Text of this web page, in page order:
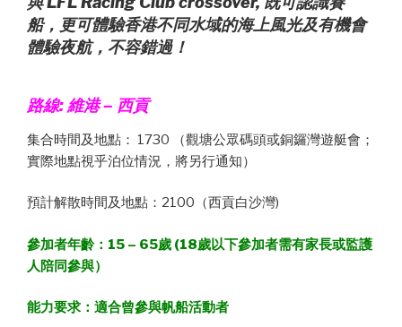
船，更可體驗香港不同水域的海上風光及有機會
體驗夜航，不容錯過！
路線:維港– 西貢
集合時間及地點： 1730 （觀塘公眾碼頭或銅鑼灣遊艇會；
實際地點視乎泊位情況，將另行通知）
預計解散時間及地點：2100（西貢白沙灣)
參加者年齡：15 – 65歲 (18歲以下參加者需有家長或監護
人陪同參與）
能力要求：適合曾參與帆船活動者